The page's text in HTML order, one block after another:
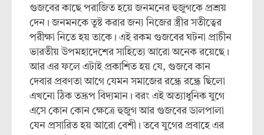
গুজবের কাছে পরাজিত হয়ে জনমনের হুজুগকে প্রশ্রয়
দেন। জনমনকে তুষ্ট করার জন্য নিজের স্ত্রীর সতীত্বের
পরীক্ষা নিতে হয় তাকে। এই রকম গুজবের ঘটনা প্রাচীন
ভারতীয় উপমহাদেশের সাহিত্যে আরো অনেক রয়েছে।
আর এর ফলে এটাই প্রকাশিত হয় যে, গুজবে কান
দেবার প্রবণতা আগে যেমন সমাজের রন্ধ্রে রন্ধ্রে ছিলো
এখনো ঠিক তদ্রূপ বিদ্যমান। বরং এই অত্যাধুনিক যুগে
এসে কোন কোন ক্ষেত্রে হুজুগ আর গুজবের ডালপালা
যেন প্রসারিত হয় আরো বেশী। তবে যুগের প্রবাহে এর